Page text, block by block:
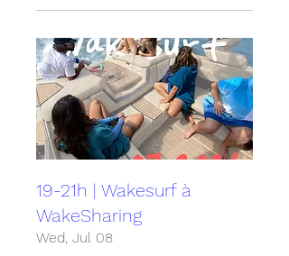
19-21h | Wakesurf à
WakeSharing
Wed, Jul 08